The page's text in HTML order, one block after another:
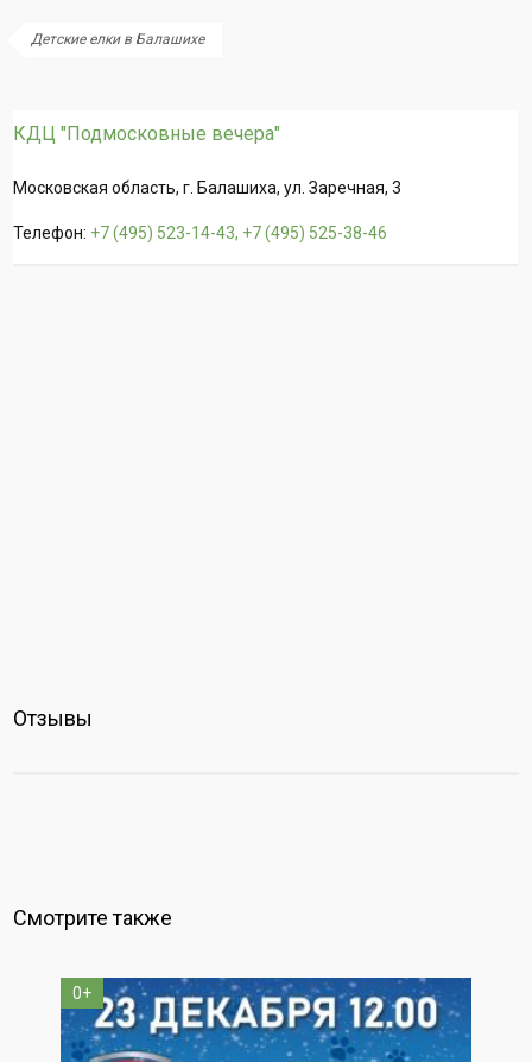
Детские елки в Балашихе
КДЦ "Подмосковные вечера"
Московская область, г. Балашиха, ул. Заречная, 3
Телефон: +7 (495) 523-14-43, +7 (495) 525-38-46
Отзывы
Смотрите также
0+